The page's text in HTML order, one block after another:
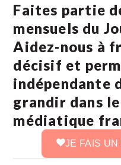
Faites partie
mensuels du
Aidez-nous à
décisif et
indépendante
grandir dans
médiatique
JE FAIS